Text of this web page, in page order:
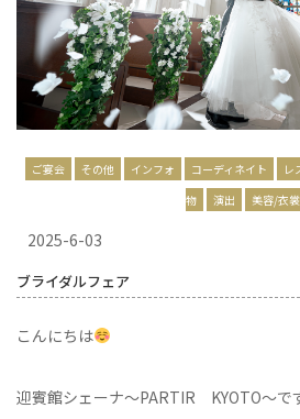
ご宴会 その他 インフォ コーディネイト レ
物
演出 美容/衣裳
2025-6-03
ブライダルフェア
こんにちは
迎賓館シェーナ～PARTIR KYOTO～で